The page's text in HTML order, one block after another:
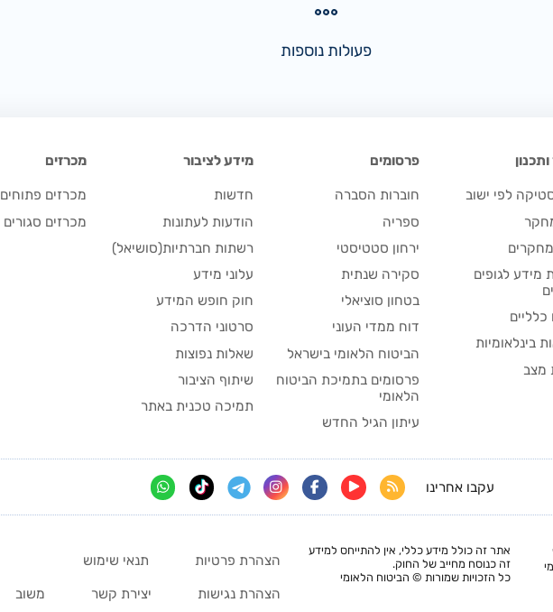
פעולות נוספות
לפי ישוב
מידע לגופים
כלליים
בינלאומיות
מצב
פרסומים
חוברות הסברה
ספריה
ירחון סטטיסטי
סקירה שנתית
בטחון סוציאלי
דוח ממדי העוני
הביטוח הלאומי בישראל
פרסומים בתמיכת הביטוח
הלאומי
עיתון הגיל החדש
מידע לציבור
חדשות
הודעות לעתונות
רשתות חברתיות(סושיאל)
עלוני מידע
חוק חופש המידע
סרטוני הדרכה
שאלות נפוצות
שיתוף הציבור
תמיכה טכנית באתר
מכרזים
מכרזים פתוחים
מכרזים סגורים
אתר זה כולל מידע כללי, אין להתייחס למידע
זה כנוסח מחייב של החוק.
כל הזכויות שמורות © הביטוח הלאומי
עקבו אחרינו
הצהרת פרטיות תנאי שימוש
הצהרת נגישות יצירת קשר משוב